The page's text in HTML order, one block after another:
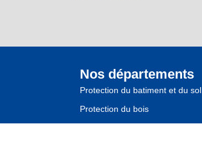
Nos départements
Protection du batiment et du sol
Protection du bois